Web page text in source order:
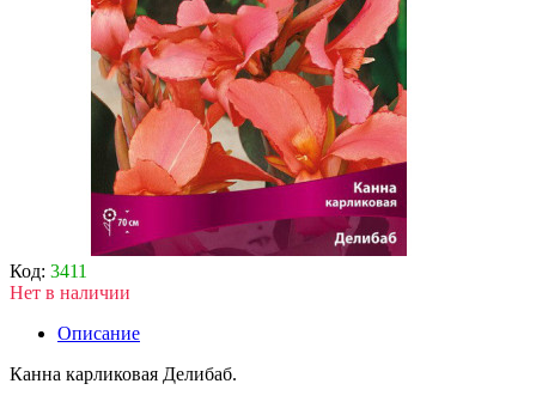
Код: 3411
Нет в наличии
Описание
Канна карликовая Делибаб.